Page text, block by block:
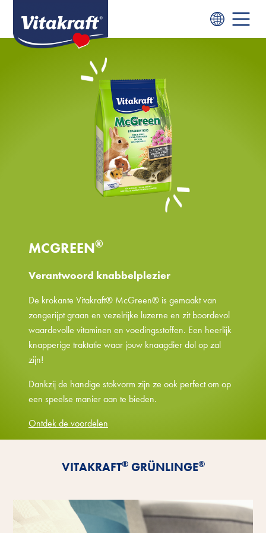
MCGREEN®
Verantwoord knabbelplezier
De krokante Vitakraft® McGreen® is gemaakt van
zongerijpt graan en vezelrijke luzerne en zit boordevol
waardevolle vitaminen en voedingsstoffen. Een heerlijk
knapperige traktatie waar jouw knaagdier dol op zal
zijn!
Dankzij de handige stokvorm zijn ze ook perfect om op
een speelse manier aan te bieden.
Ontdek de voordelen
VITAKRAFT®GRÜNLINGE®